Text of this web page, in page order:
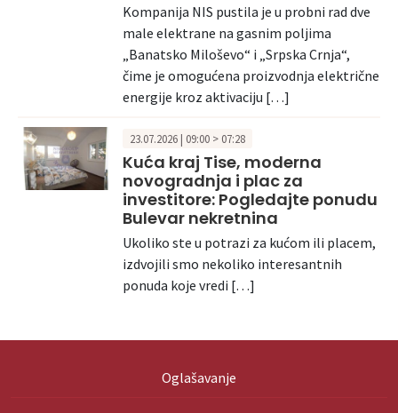
Kompanija NIS pustila je u probni rad dve
male elektrane na gasnim poljima
„Banatsko Miloševo“ i „Srpska Crnja“,
čime je omogućena proizvodnja električne
energije kroz aktivaciju […]
23.07.2026 | 09:00 > 07:28
Kuća kraj Tise, moderna
novogradnja i plac za
investitore: Pogledajte ponudu
Bulevar nekretnina
Ukoliko ste u potrazi za kućom ili placem,
izdvojili smo nekoliko interesantnih
ponuda koje vredi […]
Oglašavanje